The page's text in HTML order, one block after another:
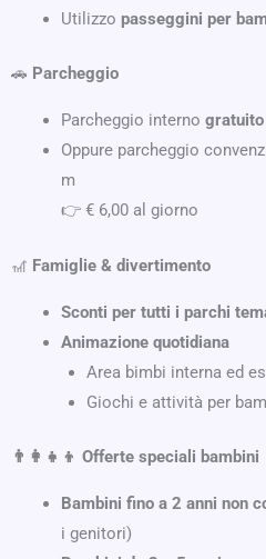
Utilizzo passeggini per
🚗 Parcheggio
Parcheggio interno gratuito
Oppure parcheggio
m
👉 € 6,00 al giorno
🎢 Famiglie & divertimento
Sconti per tutti i parchi
Animazione quotidiana
Area bimbi interna ed
Giochi e attività per
👨‍👩‍👧‍👦 Offerte speciali bambini
Bambini fino a 2 anni non
i genitori)